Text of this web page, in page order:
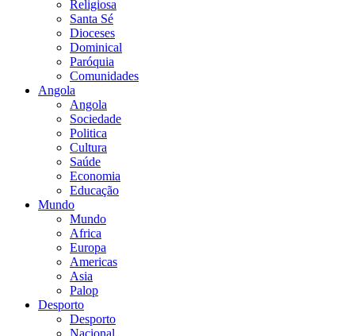
Religiosa
Santa Sé
Dioceses
Dominical
Paróquia
Comunidades
Angola
Angola
Sociedade
Politica
Cultura
Saúde
Economia
Educação
Mundo
Mundo
Africa
Europa
Americas
Asia
Palop
Desporto
Desporto
Nacional